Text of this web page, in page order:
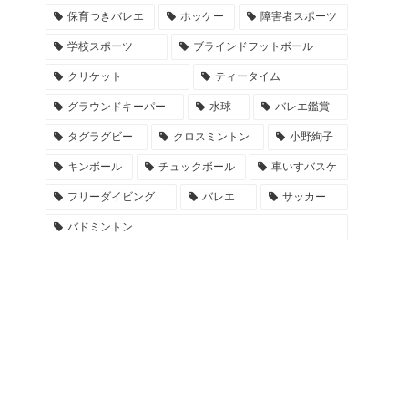
保育つきバレエ ホッケー 障害者スポーツ
学校スポーツ ブラインドフットボール
クリケット ティータイム
グラウンドキーパー 水球 バレエ鑑賞
タグラグビー クロスミントン 小野絢子
キンボール チュックボール 車いすバスケ
フリーダイビング バレエ サッカー
バドミントン